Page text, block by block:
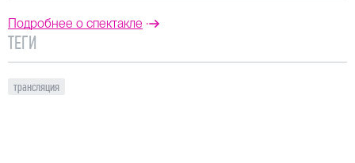
Подробнее о спектакле
ТЕГИ
трансляция